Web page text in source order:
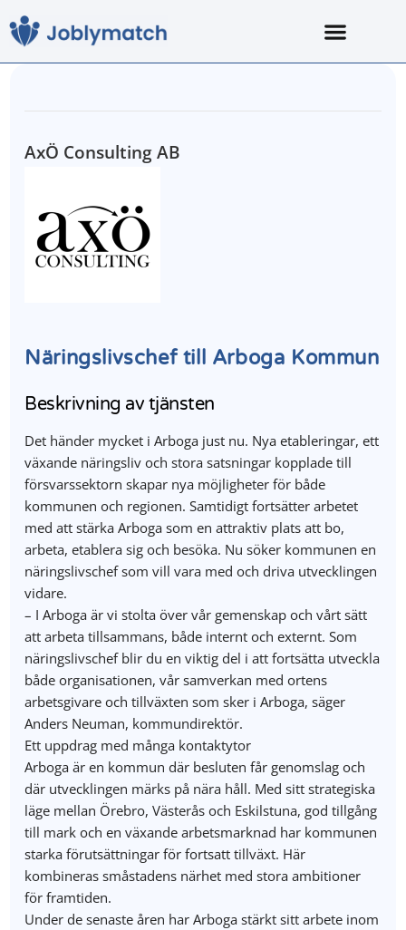
AxÖ Consulting AB
Näringslivschef till Arboga Kommun
Beskrivning av tjänsten
Det händer mycket i Arboga just nu. Nya etableringar, ett
växande näringsliv och stora satsningar kopplade till
försvarssektorn skapar nya möjligheter för både
kommunen och regionen. Samtidigt fortsätter arbetet
med att stärka Arboga som en attraktiv plats att bo,
arbeta, etablera sig och besöka. Nu söker kommunen en
näringslivschef som vill vara med och driva utvecklingen
vidare.
– I Arboga är vi stolta över vår gemenskap och vårt sätt
att arbeta tillsammans, både internt och externt. Som
näringslivschef blir du en viktig del i att fortsätta utveckla
både organisationen, vår samverkan med ortens
arbetsgivare och tillväxten som sker i Arboga, säger
Anders Neuman, kommundirektör.
Ett uppdrag med många kontaktytor
Arboga är en kommun där besluten får genomslag och
där utvecklingen märks på nära håll. Med sitt strategiska
läge mellan Örebro, Västerås och Eskilstuna, god tillgång
till mark och en växande arbetsmarknad har kommunen
starka förutsättningar för fortsatt tillväxt. Här
kombineras småstadens närhet med stora ambitioner
för framtiden.
Under de senaste åren har Arboga stärkt sitt arbete inom